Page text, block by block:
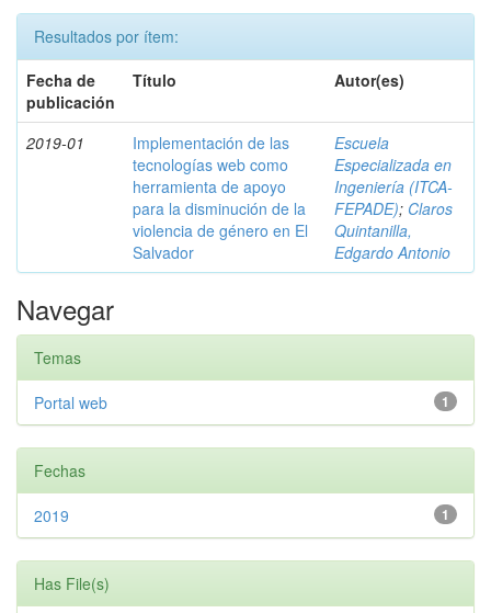
Resultados por ítem:
Fecha de
publicación
Título Autor(es)
2019-01
Implementación de las
tecnologías web como
herramienta de apoyo
para la disminución de la
violencia de género en El
Salvador
Escuela
Especializada en
Ingeniería (ITCA-
FEPADE); Claros
Quintanilla,
Edgardo Antonio
Navegar
Temas
1
Portal web
Fechas
1
2019
Has File(s)